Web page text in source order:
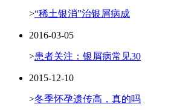
>“稀土银消”治银屑病成
2016-03-05
>患者关注：银屑病常见30
2015-12-10
>冬季怀孕遗传高，真的吗